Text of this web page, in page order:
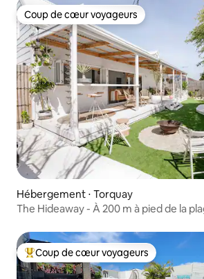
Coup de cœur voyageurs
Coup de cœur voyageurs
Hébergement ⋅ Torquay
The Hideaway - À 200 m à pied de la
Coups de cœur voyageurs les plus
Coup de cœur voyageurs